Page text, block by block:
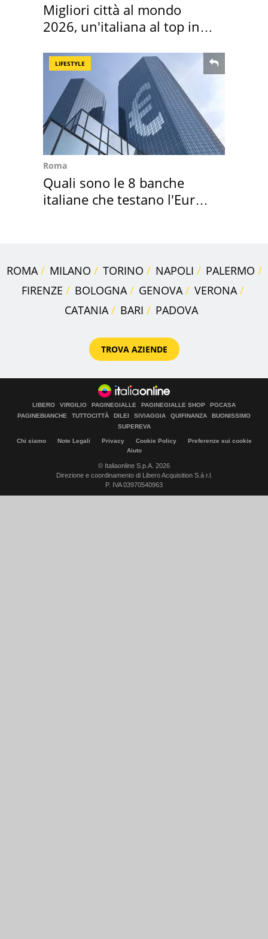
Migliori città al mondo
2026, un'italiana al top in
LIFESTYLE
Roma
Quali sono le 8 banche
italiane che testano l'Euro
ROMA MILANO TORINO NAPOLI
PALERMO
FIRENZE
BOLOGNA GENOVA
VERONA
CATANIA
BARI PADOVA
TROVA AZIENDE
LIBERO VIRGILIO PAGINEGIALLE PAGINEGIALLE SHOP
PGCASA
PAGINEBIANCHE
TUTTOCITTÀ DILEI SIVIAGGIA QUIFINANZA
BUONISSIMO
SUPEREVA
Chi siamo Note Legali Privacy Cookie Policy
Preferenze sui cookie
Aiuto
© Italiaonline S.p.A. 2026
Direzione e coordinamento di Libero Acquisition S.á r.l.
P. IVA 03970540963